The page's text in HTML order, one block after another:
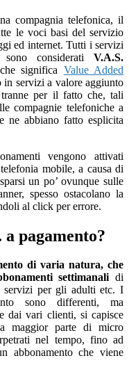
compagnia telefonica, il
le voci basi del servizio
ed internet. Tutti i servizi
considerati V.A.S.
significa Value Added
in servizi a valore aggiunto
per il fatto che, tali
compagnie telefoniche a
ne abbiano fatto esplicita
vengono attivati
mobile, a causa di
un po’ ovunque sulle
spesso ostacolano la
al click per errore.
a pagamento?
di varia natura, che
settimanalidi
servizi per gli adulti etc. I
sono differenti, ma
dai vari clienti, si capisce
maggior parte di micro
nel tempo, fino ad
abbonamento che viene